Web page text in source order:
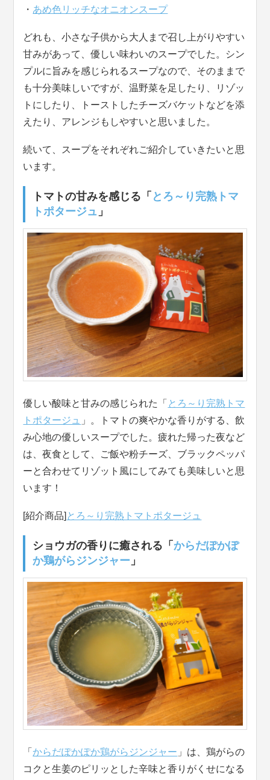
・ あめ色リッチなオニオンスープ
どれも、小さな子供から大人まで召し上がりやすい
甘みがあって、優しい味わいのスープでした。シン
プルに旨みを感じられるスープなので、そのままで
も十分美味しいですが、温野菜を足したり、リゾッ
トにしたり、トーストしたチーズバケットなどを添
えたり、アレンジもしやすいと思いました。
続いて、スープをそれぞれご紹介していきたいと思
います。
トマトの甘みを感じる「 とろ～り完熟トマ
トポタージュ 」
優しい酸味と甘みの感じられた「 とろ～り完熟トマ
トポタージュ
」。トマトの爽やかな香りがする、飲
み心地の優しいスープでした。疲れた帰った夜など
は、夜食として、ご飯や粉チーズ、ブラックペッパ
ーと合わせてリゾット風にしてみても美味しいと思
います！
[紹介商品] とろ～り完熟トマトポタージュ
ショウガの香りに癒される「からだぽかぽ
か鶏がらジンジャー 」
「からだぽかぽか鶏がらジンジャー 」は、鶏がらの
コクと生姜のピリッとした辛味と香りがくせになる